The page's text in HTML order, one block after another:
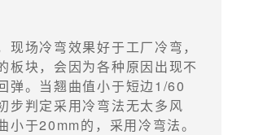
现场冷弯效果好于工厂冷弯，
板块，会因为各种原因出现不
弹。当翘曲值小于短边1/60
步判定采用冷弯法无太多风
小于20mm的，采用冷弯法。